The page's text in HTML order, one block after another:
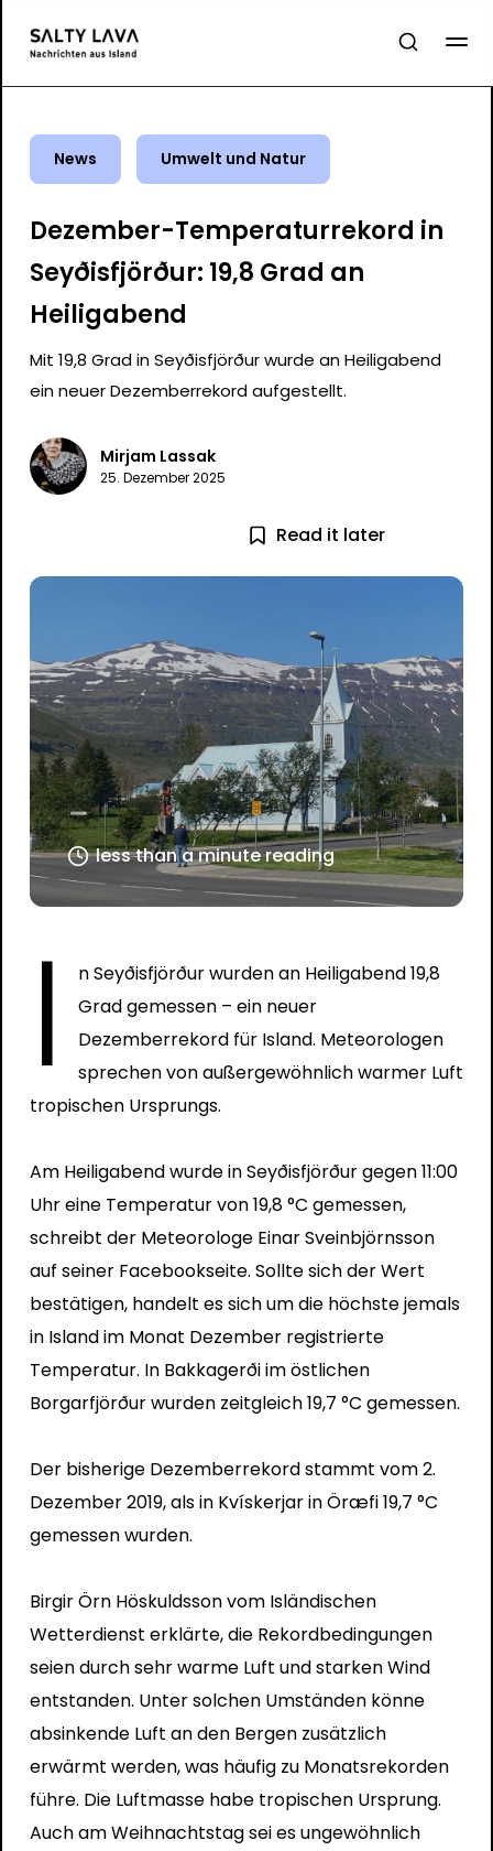
News Umwelt und Natur
Dezember-Temperaturrekord in
Seyðisfjörður: 19,8 Grad an
Heiligabend
Mit 19,8 Grad in Seyðisfjörður wurde an Heiligabend
ein neuer Dezemberrekord aufgestellt.
Mirjam Lassak
25. Dezember 2025
Read it later
less than a minute reading
I
n Seyðisfjörður wurden an Heiligabend 19,8
Grad gemessen – ein neuer
Dezemberrekord für Island. Meteorologen
sprechen von außergewöhnlich warmer Luft
tropischen Ursprungs.
Am Heiligabend wurde in Seyðisfjörður gegen 11:00
Uhr eine Temperatur von 19,8 °C gemessen,
schreibt der Meteorologe Einar Sveinbjörnsson
auf seiner Facebookseite. Sollte sich der Wert
bestätigen, handelt es sich um die höchste jemals
in Island im Monat Dezember registrierte
Temperatur. In Bakkagerði im östlichen
Borgarfjörður wurden zeitgleich 19,7 °C gemessen.
Der bisherige Dezemberrekord stammt vom 2.
Dezember 2019, als in Kvískerjar in Öræfi 19,7 °C
gemessen wurden.
Birgir Örn Höskuldsson vom Isländischen
Wetterdienst erklärte, die Rekordbedingungen
seien durch sehr warme Luft und starken Wind
entstanden. Unter solchen Umständen könne
absinkende Luft an den Bergen zusätzlich
erwärmt werden, was häufig zu Monatsrekorden
führe. Die Luftmasse habe tropischen Ursprung.
Auch am Weihnachtstag sei es ungewöhnlich